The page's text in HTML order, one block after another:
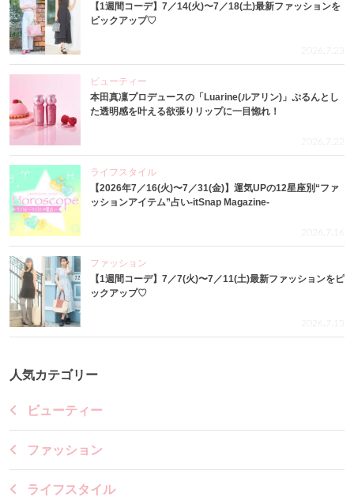
【1週間コーデ】7／14(火)〜7／18(土)最新ファッションを
ピックアップ♡
2026.7.23
ビューティー
本田真凜プロデュースの「Luarine(ルアリン)」ぷるんとし
た透明感を叶える欲張りリップに一目惚れ！
2026.7.22
ライフスタイル
【2026年7／16(火)〜7／31(金)】運気UPの12星座別“ファ
ッションアイテム”占い-itSnap Magazine-
2026.7.16
ファッション
【1週間コーデ】7／7(火)〜7／11(土)最新ファッションをピ
ックアップ♡
2026.7.15
人気カテゴリー
ビューティー
ファッション
ライフスタイル